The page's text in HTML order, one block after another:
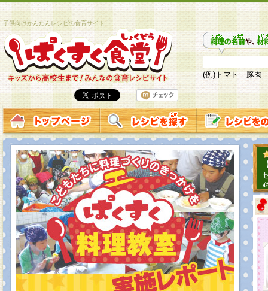
子供向けかんたんレシピの食育サイト
(例)トマト 豚肉